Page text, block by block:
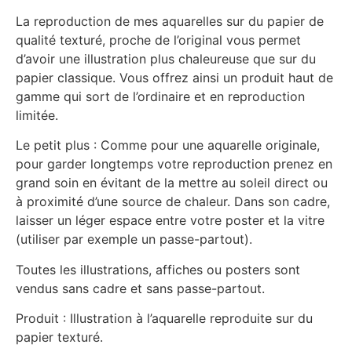
La reproduction de mes aquarelles sur du papier de
qualité texturé, proche de l’original vous permet
d’avoir une illustration plus chaleureuse que sur du
papier classique. Vous offrez ainsi un produit haut de
gamme qui sort de l’ordinaire et en reproduction
limitée.
Le petit plus : Comme pour une aquarelle originale,
pour garder longtemps votre reproduction prenez en
grand soin en évitant de la mettre au soleil direct ou
à proximité d’une source de chaleur. Dans son cadre,
laisser un léger espace entre votre poster et la vitre
(utiliser par exemple un passe-partout).
Toutes les illustrations, affiches ou posters sont
vendus sans cadre et sans passe-partout.
Produit : Illustration à l’aquarelle reproduite sur du
papier texturé.